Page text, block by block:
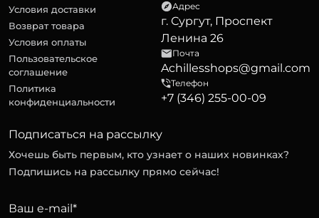
Условия доставки
Возврат товара
Условия оплаты
Пользовательское
соглашение
Политика
конфиденциальности
Адрес
г. Сургут, Проспект
Ленина 26
Почта
Achillesshops@gmail.com
Телефон
+7 (346) 255-00-09
Подписаться на рассылку
Хочешь быть первым, кто узнает о наших новинках?
Подпишись на рассылку прямо сейчас!